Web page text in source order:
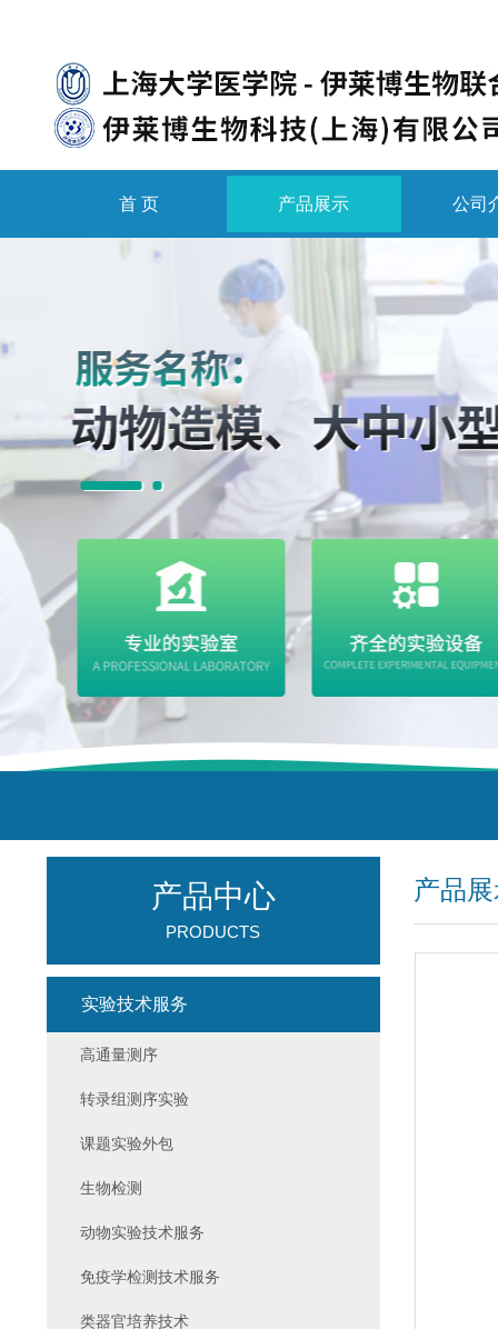
首 页 产品展示 公司
产品
产品中心
PRODUCTS
实验技术服务
高通量测序
转录组测序实验
课题实验外包
生物检测
动物实验技术服务
免疫学检测技术服务
类器官培养技术